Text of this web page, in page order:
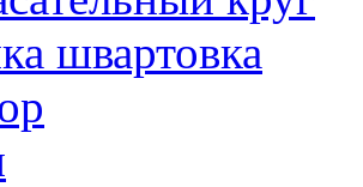
швартовка